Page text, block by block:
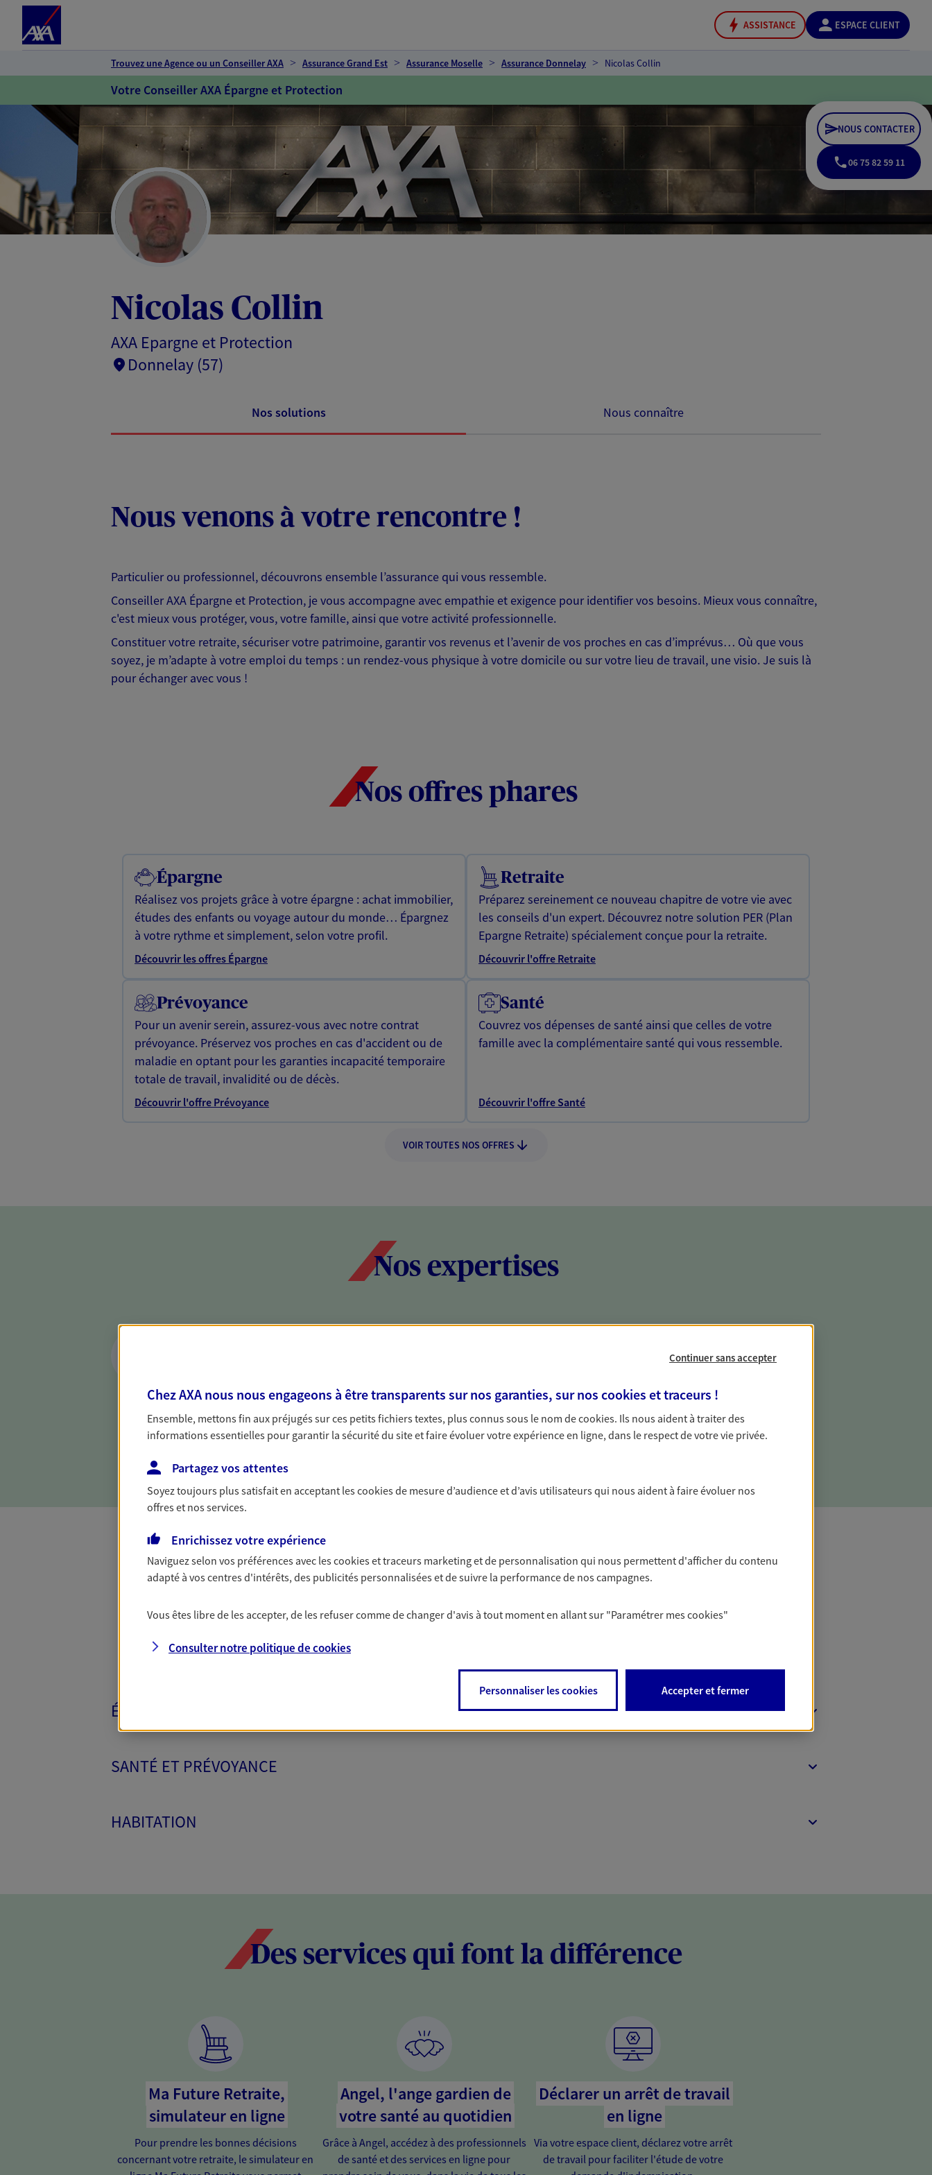
ASSISTANCE ESPACE CLIENT
Trouvez une Agence ou un Conseiller AXA Assurance Grand Est Assurance Moselle Assurance Donnelay Nicolas Collin
Votre Conseiller AXA Épargne et Protection
Nicolas Collin
AXA Epargne et Protection
Donnelay (57)
NOUS CONTACTER
06 75 82 59 11
Nos solutions Nous connaître
Nous venons à votre rencontre !
Particulier ou professionnel, découvrons ensemble l’assurance qui vous ressemble.
Conseiller AXA Épargne et Protection, je vous accompagne avec empathie et exigence pour identifier vos besoins. Mieux vous connaître,
c'est mieux vous protéger, vous, votre famille, ainsi que votre activité professionnelle.
Constituer votre retraite, sécuriser votre patrimoine, garantir vos revenus et l’avenir de vos proches en cas d’imprévus… Où que vous
soyez, je m’adapte à votre emploi du temps : un rendez-vous physique à votre domicile ou sur votre lieu de travail, une visio. Je suis là
pour échanger avec vous !
Nos offres phares
Épargne
Réalisez vos projets grâce à votre épargne : achat immobilier,
études des enfants ou voyage autour du monde… Épargnez
à votre rythme et simplement, selon votre profil.
Découvrir les offres Épargne
Retraite
Préparez sereinement ce nouveau chapitre de votre vie avec
les conseils d'un expert. Découvrez notre solution PER (Plan
Epargne Retraite) spécialement conçue pour la retraite.
Découvrir l'offre Retraite
Prévoyance
Pour un avenir serein, assurez-vous avec notre contrat
prévoyance. Préservez vos proches en cas d'accident ou de
maladie en optant pour les garanties incapacité temporaire
totale de travail, invalidité ou de décès.
Découvrir l'offre Prévoyance
Santé
Couvrez vos dépenses de santé ainsi que celles de votre
famille avec la complémentaire santé qui vous ressemble.
Découvrir l'offre Santé
VOIR TOUTES NOS OFFRES
Nos expertises
Parce qu'avant de définir une stratégie, il est nécessaire
d'établir un bon diagnostic, nous vous accompagnons pour
dresser un bilan complet de votre situation. Une analyse
solide pour vous formuler des conseils cohérents avec vos
Nous sommes à votre écoute pour vous proposer des
solutions assurantielles couvrant les risques liés à votre
activité, mais aussi les risques liés à votre vie privée. Un seul
interlocuteur pour tous vos besoins, ça change tout.
Toutes nos solutions AXA Épargne et Protection
ÉPARGNE ET RETRAITE
SANTÉ ET PRÉVOYANCE
HABITATION
Des services qui font la différence
Ma Future Retraite,
simulateur en ligne
Pour prendre les bonnes décisions
concernant votre retraite, le simulateur en
Angel, l'ange gardien de
votre santé au quotidien
Grâce à Angel, accédez à des professionnels
de santé et des services en ligne pour
Déclarer un arrêt de travail
en ligne
Via votre espace client, déclarez votre arrêt
de travail pour faciliter l'étude de votre
Continuer sans accepter
Chez AXA nous nous engageons à être transparents sur nos garanties, sur nos cookies et traceurs !
Ensemble, mettons fin aux préjugés sur ces petits fichiers textes, plus connus sous le nom decookies. Ils nous aident à traiter des
informations essentielles pour garantir la sécurité du site et faire évoluer votre expérience en ligne, dans le respect de votre vie privée.
Partagez vos attentes
Soyez toujours plus satisfait en acceptant lescookiesde mesure d’audience et d’avis utilisateurs qui nous aident à faire évoluer nos
offres et nos services.
Enrichissez votre expérience
Naviguez selon vos préférences avec lescookies et traceurs marketing et de personnalisation qui nous permettent d'afficher du contenu
adapté à vos centres d'intérêts, des publicités personnalisées et de suivre la performance de nos campagnes.
Vous êtes libre de les accepter, de les refuser comme de changer d'avis à tout moment en allant sur "Paramétrer mescookies"
Consulter notre politique decookies
Personnaliser les cookies Accepter et fermer